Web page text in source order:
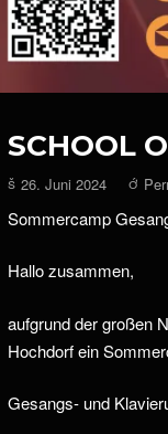
SCHOOL
26. Juni 2024
Sommercamp
Hallo zusammen,
aufgrund der großen
Hochdorf ein
Gesangs- und